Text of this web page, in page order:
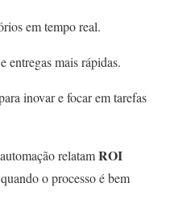
em tempo real.
entregas mais rápidas.
inovar e focar em tarefas
relatamROI
quando o processo é bem